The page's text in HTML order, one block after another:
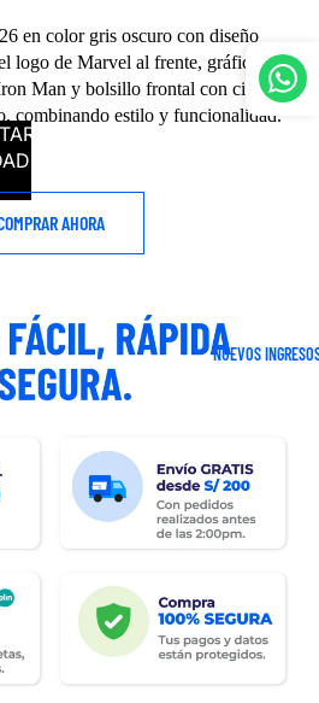
NUEVOS
en color gris oscuro con diseño
logo de Marvel al frente, gráficos
Man y bolsillo frontal con cierre.
combinando estilo y funcionalidad.
AHORA